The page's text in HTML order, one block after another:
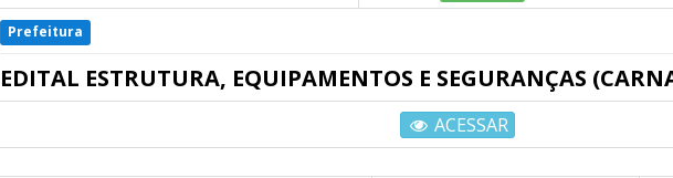
Prefeitura
EDITAL ESTRUTURA, EQUIPAMENTOS E SEGURANÇAS
ACESSAR